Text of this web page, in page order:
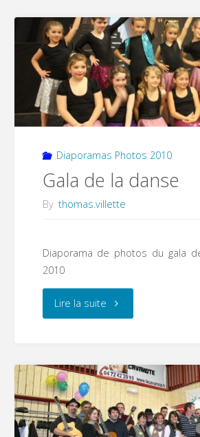
familles
École
Saint
Diaporamas Photos 2010
Gala de la danse
By thomas.villette
Diaporama de photos du gala
2010
Lire la suite"Gala
la
danse"